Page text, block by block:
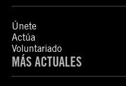
Únete
Actúa
Voluntariado
MÁS ACTUALES